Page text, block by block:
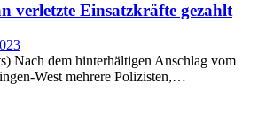
ver­letz­te Ein­satz­kräf­te gezahlt
Nach dem hinterhältigen Anschlag vom
West mehrere Polizisten,…